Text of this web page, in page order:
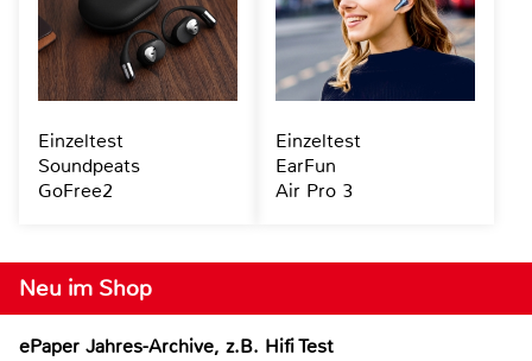
Neu im Shop
ePaper Jahres-Archive, z.B. Hifi Test
Einzeltest
Soundpeats
GoFree2
Einzeltest
EarFun
Air Pro 3